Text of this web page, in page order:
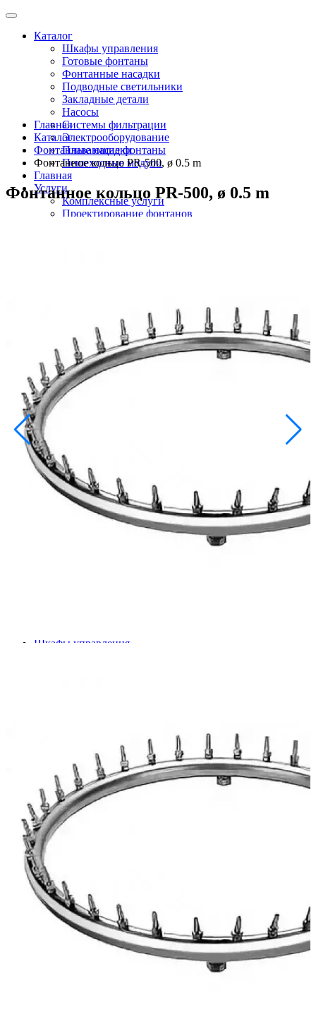
Каталог
Шкафы управления
Готовые фонтаны
Фонтанные насадки
Подводные светильники
Закладные детали
Насосы
Системы фильтрации
Электрооборудование
Плавающие фонтаны
Пешеходные модули
Главная
Услуги
Комплексные услуги
Проектирование фонтанов
info@inoprom.ru
+7 (495) 374-90-93
Каталог
Шкафы управления
Готовые фонтаны
Фонтанные насадки
Подводные светильники
Закладные детали
Насосы
Системы фильтрации
Электрооборудование
Плавающие фонтаны
Шкафы управления
Плавающие фонтаны
Пешеходные модули
Корзина
Главная
Каталог
Фонтанные насадки
Фонтанное кольцо PR-500, ø 0.5 m
Фонтанное кольцо PR-500, ø 0.5 m